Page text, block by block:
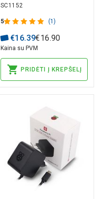
kištukas, skirtas
Raspberry Pi 5
SC1152
5 (1)
€16.39€16.90
Kaina su PVM
PRIDĖTI Į KREPŠELĮ